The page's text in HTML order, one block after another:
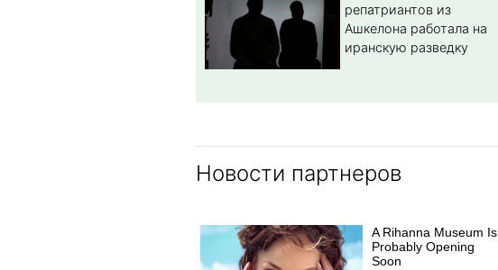
репатриантов из
Ашкелона работала на
иранскую разведку
Новости партнеров
A Rihanna Museum Is
Probably Opening
Soon